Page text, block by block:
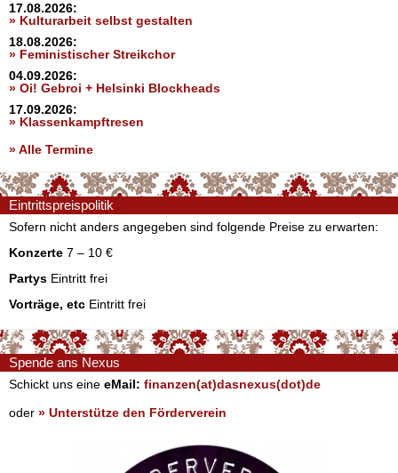
17.08.2026:
» Kulturarbeit selbst gestalten
18.08.2026:
» Feministischer Streikchor
04.09.2026:
» Oi! Gebroi + Helsinki Blockheads
17.09.2026:
» Klassenkampftresen
» Alle Termine
Eintrittspreispolitik
Sofern nicht anders angegeben sind folgende Preise zu erwarten:
Konzerte 7 – 10 €
Partys Eintritt frei
Vorträge, etc Eintritt frei
Spende ans Nexus
Schickt uns eine eMail: finanzen(at)dasnexus(dot)de
oder » Unterstütze den Förderverein